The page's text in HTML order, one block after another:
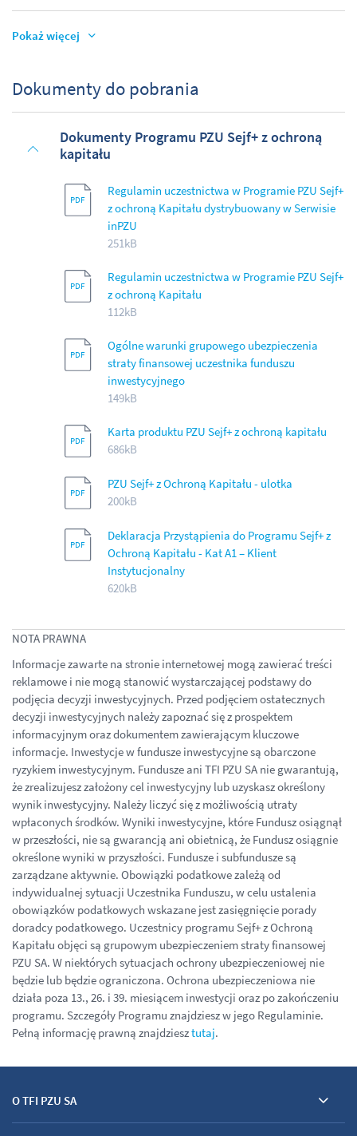
Pokaż więcej
Dokumenty do pobrania
Dokumenty Programu PZU Sejf+ z ochroną
kapitału
Regulamin uczestnictwa w Programie PZU Sejf+
z ochroną Kapitału dystrybuowany w Serwisie
inPZU
251kB
Regulamin uczestnictwa w Programie PZU Sejf+
z ochroną Kapitału
112kB
Ogólne warunki grupowego ubezpieczenia
straty finansowej uczestnika funduszu
inwestycyjnego
149kB
Karta produktu PZU Sejf+ z ochroną kapitału
686kB
PZU Sejf+ z Ochroną Kapitału - ulotka
200kB
Deklaracja Przystąpienia do Programu Sejf+ z
Ochroną Kapitału - Kat A1 – Klient
Instytucjonalny
620kB
NOTA PRAWNA
Informacje zawarte na stronie internetowej mogą zawierać treści
reklamowe i nie mogą stanowić wystarczającej podstawy do
podjęcia decyzji inwestycyjnych. Przed podjęciem ostatecznych
decyzji inwestycyjnych należy zapoznać się z prospektem
informacyjnym oraz dokumentem zawierającym kluczowe
informacje. Inwestycje w fundusze inwestycyjne są obarczone
ryzykiem inwestycyjnym. Fundusze ani TFI PZU SA nie gwarantują,
że zrealizujesz założony cel inwestycyjny lub uzyskasz określony
wynik inwestycyjny. Należy liczyć się z możliwością utraty
wpłaconych środków. Wyniki inwestycyjne, które Fundusz osiągnął
w przeszłości, nie są gwarancją ani obietnicą, że Fundusz osiągnie
określone wyniki w przyszłości. Fundusze i subfundusze są
zarządzane aktywnie. Obowiązki podatkowe zależą od
indywidualnej sytuacji Uczestnika Funduszu, w celu ustalenia
obowiązków podatkowych wskazane jest zasięgnięcie porady
doradcy podatkowego. Uczestnicy programu Sejf+ z Ochroną
Kapitału objęci są grupowym ubezpieczeniem straty finansowej
PZU SA. W niektórych sytuacjach ochrony ubezpieczeniowej nie
będzie lub będzie ograniczona. Ochrona ubezpieczeniowa nie
działa poza 13., 26. i 39. miesiącem inwestycji oraz po zakończeniu
programu. Szczegóły Programu znajdziesz w jego Regulaminie.
Pełną informację prawną znajdziesztutaj.
O TFI PZU SA